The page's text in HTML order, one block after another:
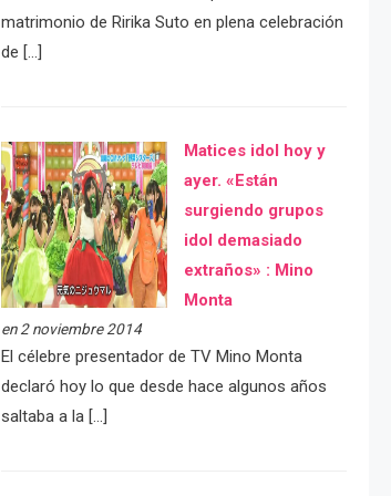
matrimonio de Ririka Suto en plena celebración
de […]
Matices idol hoy y
ayer. «Están
surgiendo grupos
idol demasiado
extraños» : Mino
Monta
en 2 noviembre 2014
El célebre presentador de TV Mino Monta
declaró hoy lo que desde hace algunos años
saltaba a la […]